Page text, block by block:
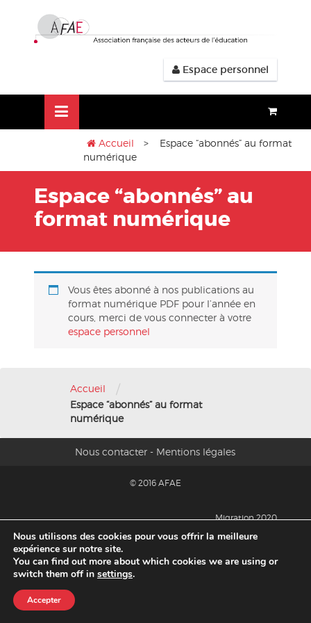
contenu
Espace personnel
Accueil
> Espace “abonnés” au format
numérique
Espace “abonnés” au
format numérique
Vous êtes abonné à nos publications au
format numérique PDF pour l’année en
cours, merci de vous connecter à votre
espace personnel
Accueil /
Espace “abonnés” au format
numérique
Nous contacter - Mentions légales
© 2016 AFAE
Migration 2020
Nous utilisons des cookies pour vous offrir la meilleure
expérience sur notre site.
You can find out more about which cookies we are using or
switch them off in settings.
Accepter